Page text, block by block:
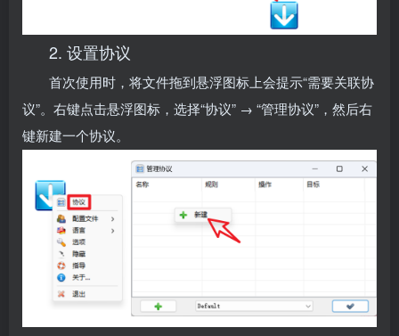
2. 设置协议
首次使用时，将文件拖到悬浮图标上会提示“需要关联协
议”。右键点击悬浮图标，选择“协议” → “管理协议”，然后右
键新建一个协议。